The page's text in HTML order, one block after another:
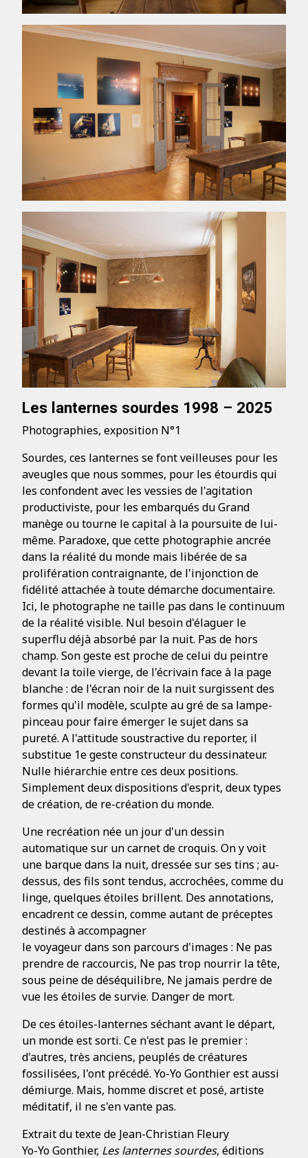
Les lanternes sourdes 1998 – 2025
Photographies, exposition N°1
Sourdes, ces lanternes se font veilleuses pour les
aveugles que nous sommes, pour les étourdis qui
les confondent avec les vessies de l'agitation
productiviste, pour les embarqués du Grand
manège ou tourne le capital à la poursuite de lui-
même. Paradoxe, que cette photographie ancrée
dans la réalité du monde mais libérée de sa
prolifération contraignante, de l'injonction de
fidélité attachée à toute démarche documentaire.
Ici, le photographe ne taille pas dans le continuum
de la réalité visible. Nul besoin d'élaguer le
superflu déjà absorbé par la nuit. Pas de hors
champ. Son geste est proche de celui du peintre
devant la toile vierge, de l'écrivain face à la page
blanche : de l'écran noir de la nuit surgissent des
formes qu'il modèle, sculpte au gré de sa lampe-
pinceau pour faire émerger le sujet dans sa
pureté. A l'attitude soustractive du reporter, il
substitue 1e geste constructeur du dessinateur.
Nulle hiérarchie entre ces deux positions.
Simplement deux dispositions d'esprit, deux types
de création, de re-création du monde.
Une recréation née un jour d'un dessin
automatique sur un carnet de croquis. On y voit
une barque dans la nuit, dressée sur ses tins ; au-
dessus, des fils sont tendus, accrochées, comme du
linge, quelques étoiles brillent. Des annotations,
encadrent ce dessin, comme autant de préceptes
destinés à accompagner
le voyageur dans son parcours d'images : Ne pas
prendre de raccourcis, Ne pas trop nourrir la tête,
sous peine de déséquilibre, Ne jamais perdre de
vue les étoiles de survie. Danger de mort.
De ces étoiles-lanternes séchant avant le départ,
un monde est sorti. Ce n'est pas le premier :
d'autres, très anciens, peuplés de créatures
fossilisées, l'ont précédé. Yo-Yo Gonthier est aussi
démiurge. Mais, homme discret et posé, artiste
méditatif, il ne s'en vante pas.
Extrait du texte de Jean-Christian Fleury
Yo-Yo Gonthier, Les lanternes sourdes, éditions